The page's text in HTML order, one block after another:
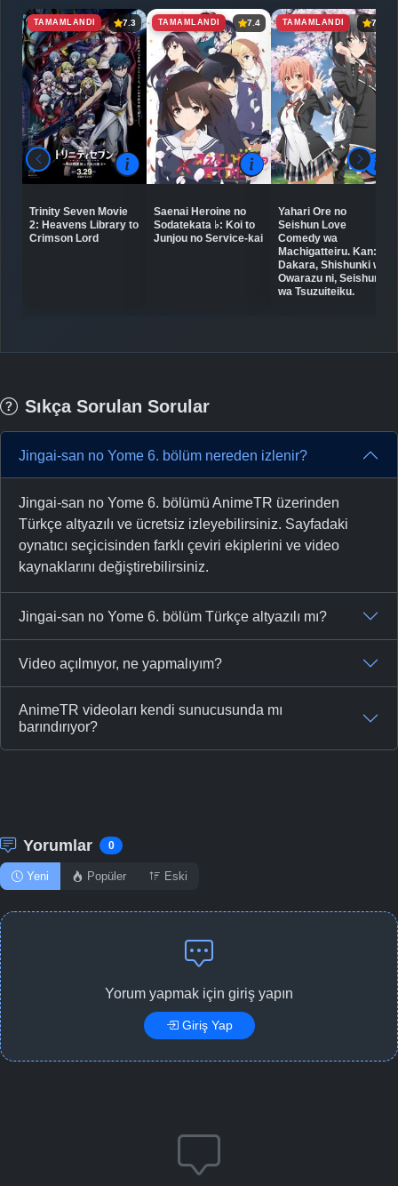
TAMAMLANDI 7.3
Trinity Seven Movie
2: Heavens Library to
Crimson Lord
TAMAMLANDI 7.4
Saenai Heroine no
Sodatekata ♭: Koi to
Junjou no Service-kai
TAMAMLANDI 7.8
Yahari Ore no
Seishun Love
Comedy wa
Machigatteiru. Kan:
Dakara, Shishunki wa
Owarazu ni, Seishun
wa Tsuzuiteiku.
Sıkça Sorulan Sorular
Jingai-san no Yome 6. bölüm nereden izlenir?
Jingai-san no Yome 6. bölümü AnimeTR üzerinden
Türkçe altyazılı ve ücretsiz izleyebilirsiniz. Sayfadaki
oynatıcı seçicisinden farklı çeviri ekiplerini ve video
kaynaklarını değiştirebilirsiniz.
Jingai-san no Yome 6. bölüm Türkçe altyazılı mı?
Video açılmıyor, ne yapmalıyım?
AnimeTR videoları kendi sunucusunda mı
barındırıyor?
Yorumlar 0
Yeni Popüler Eski
Yorum yapmak için giriş yapın
Giriş Yap